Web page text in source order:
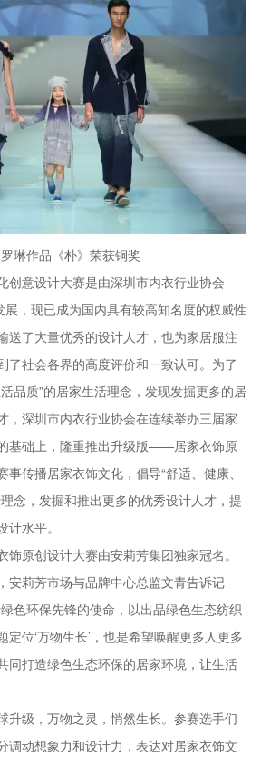
罗琳作品《朴》荣获铜奖
创意设计大赛是由深圳市内衣行业协会
，现已成为国内具有较高知名度的权威性
送了大量优秀的设计人才，也为家居服注
了社会各界的高度评价和一致认可。为了
品质”的居家生活理念，发现发掘更多的居
，深圳市内衣行业协会在连续举办三届家
基础上，隆重推出升级版——居家衣饰原
传播居家衣饰文化，倡导“舒适、健康、
念，发掘和推出更多的优秀设计人才，提
水平。
饰原创设计大赛由安莉芳集团独家冠名。
安莉芳市场与品牌中心总监文青告诉记
色环保先锋的使命，以出品绿色生态纺织
位‘万物生长’，也是希望唤醒更多人更多
同打造绿色生态环保的居家环境，让生活
升级，万物之灵，悄然生长。参赛选手们
调动想象力和设计力，表达对居家衣饰文